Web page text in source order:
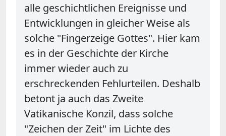
alle geschichtlichen Ereignisse und
Entwicklungen in gleicher Weise als
solche "Fingerzeige Gottes". Hier kam
es in der Geschichte der Kirche
immer wieder auch zu
erschreckenden Fehlurteilen. Deshalb
betont ja auch das Zweite
Vatikanische Konzil, dass solche
"Zeichen der Zeit" im Lichte des